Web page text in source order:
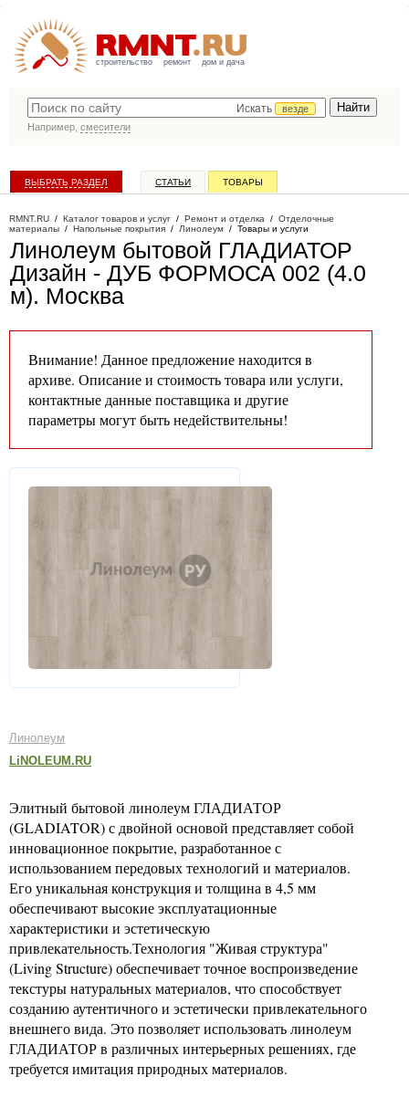
строительство ремонт дом и дача
Искать
везде
Например, смесители
ВЫБРАТЬ РАЗДЕЛ СТАТЬИ ТОВАРЫ
RMNT.RU / Каталог товаров и услуг / Ремонт и отделка / Отделочные
материалы / Напольные покрытия / Линолеум / Товары и услуги
Линолеум бытовой ГЛАДИАТОР
Дизайн - ДУБ ФОРМОСА 002 (4.0
м). Москва
Внимание! Данное предложение находится в
архиве. Описание и стоимость товара или услуги,
контактные данные поставщика и другие
параметры могут быть недействительны!
Линолеум
LiNOLEUM.RU
Элитный бытовой линолеум ГЛАДИАТОР
(GLADIATOR) с двойной основой представляет собой
инновационное покрытие, разработанное с
использованием передовых технологий и материалов.
Его уникальная конструкция и толщина в 4,5 мм
обеспечивают высокие эксплуатационные
характеристики и эстетическую
привлекательность.Технология "Живая структура"
(Living Structure) обеспечивает точное воспроизведение
текстуры натуральных материалов, что способствует
созданию аутентичного и эстетически привлекательного
внешнего вида. Это позволяет использовать линолеум
ГЛАДИАТОР в различных интерьерных решениях, где
требуется имитация природных материалов.